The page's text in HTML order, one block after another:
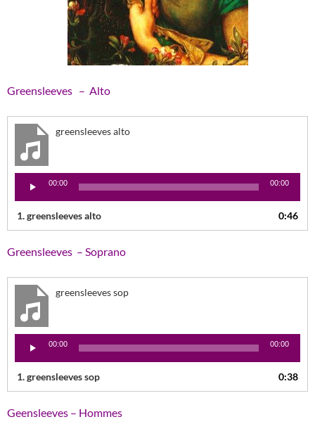
Greensleeves – Alto
greensleeves alto
audio
00:00 00:00
1.greensleeves alto 0:46
Greensleeves – Soprano
greensleeves sop
audio
00:00 00:00
1.greensleeves sop 0:38
Geensleeves – Hommes